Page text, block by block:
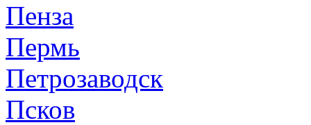
Пенза
Пермь
Петрозаводск
Псков